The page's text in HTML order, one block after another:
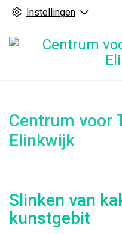
Instellingen
Centrum voor
Elinkwijk
Slinken van
kunstgebit